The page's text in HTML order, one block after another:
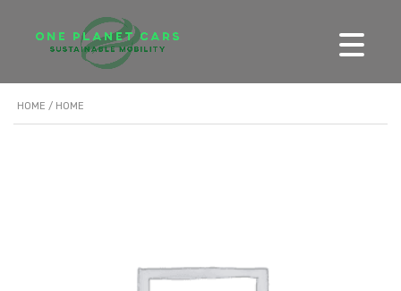
HOME / HOME